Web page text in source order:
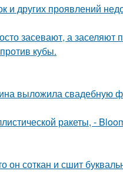
и других проявлений
засевают, а заселяют
кубы.
выложила свадебную
ракеты, -
он соткан и сшит